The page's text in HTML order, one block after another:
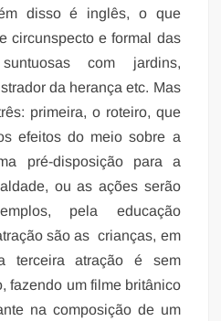
disso é inglês, o que
circunspecto e formal das
com jardins,
da herança etc. Mas
primeira, o roteiro, que
efeitos do meio sobre a
pré-disposição para a
ou as ações serão
pela educação
são as crianças, em
terceira atração é sem
fazendo um filme britânico
na composição de um